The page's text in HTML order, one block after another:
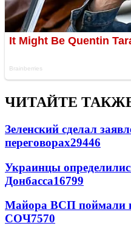
ЧИТАЙТЕ
Зеленский сделал
переговорах29446
Украинцы
Донбасса16799
Майора ВСП поймали
СОЧ7570